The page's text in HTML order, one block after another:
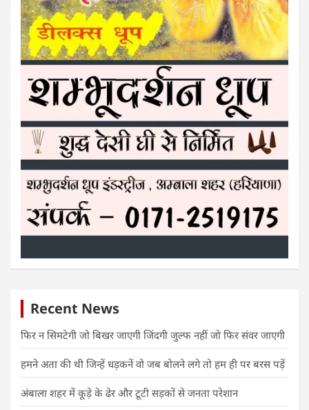
Recent News
फिर न सिमटेगी जो बिखर जाएगी जिंदगी जुल्फ नहीं जो फिर संवर जाएगी
हमने अता की थी जिन्हें धड़कनें वो जब बोलने लगे तो हम ही पर बरस पड़ें
अंबाला शहर में कूड़े के ढेर और टूटी सड़कों से जनता परेशान